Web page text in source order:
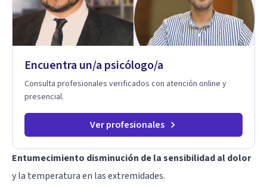
Encuentra un/a psicólogo/a
Consulta profesionales verificados con atención online y
presencial.
Ver profesionales
Entumecimiento disminución de la sensibilidad al dolor
y la temperatura en las extremidades.